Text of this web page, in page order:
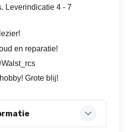
Leverindicatie 4 - 7
en reparatie!
Grote blij!